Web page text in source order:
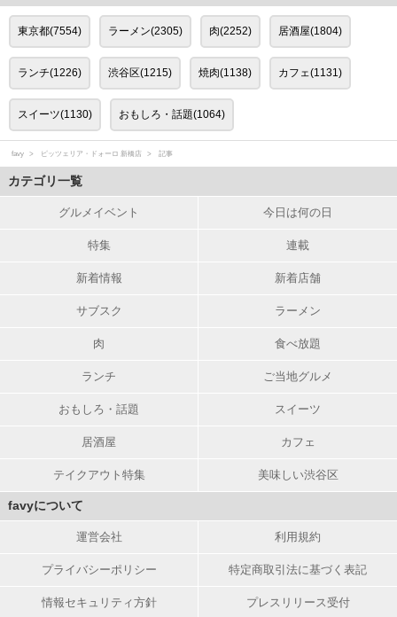
東京都(7554) ラーメン(2305) 肉(2252) 居酒屋(1804)
ランチ(1226) 渋谷区(1215) 焼肉(1138) カフェ(1131)
スイーツ(1130) おもしろ・話題(1064)
favy ピッツェリア・ドォーロ 新橋店 記事
カテゴリ一覧
グルメイベント 今日は何の日
特集 連載
新着情報 新着店舗
サブスク ラーメン
肉 食べ放題
ランチ ご当地グルメ
おもしろ・話題 スイーツ
居酒屋 カフェ
テイクアウト特集 美味しい渋谷区
favyについて
運営会社 利用規約
プライバシーポリシー 特定商取引法に基づく表記
情報セキュリティ方針 プレスリリース受付